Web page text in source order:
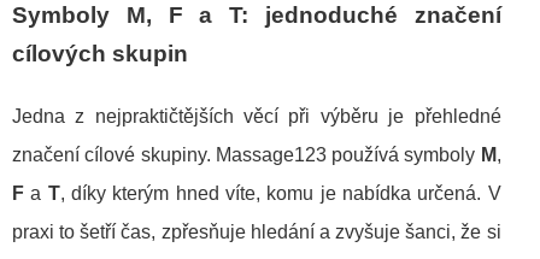
Symboly M, F a T: jednoduché značení
cílových skupin
Jedna z nejpraktičtějších věcí při výběru je přehledné
značení cílové skupiny. Massage123 používá symboly M,
F a T, díky kterým hned víte, komu je nabídka určená. V
praxi to šetří čas, zpřesňuje hledání a zvyšuje šanci, že si